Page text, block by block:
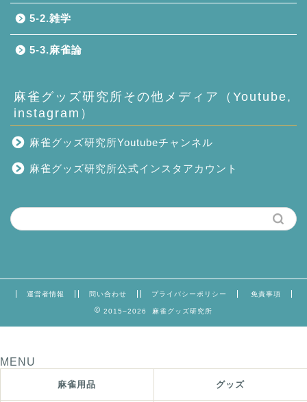
5-2.雑学
5-3.麻雀論
麻雀グッズ研究所その他メディア（Youtube,
instagram）
麻雀グッズ研究所Youtubeチャンネル
麻雀グッズ研究所公式インスタアカウント
運営者情報 問い合わせ プライバシーポリシー 免責事項
2015–2026 麻雀グッズ研究所
MENU
麻雀用品 グッズ